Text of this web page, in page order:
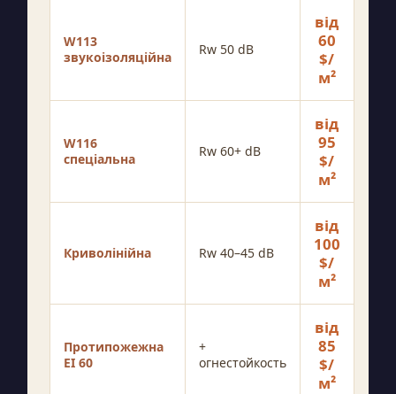
W113
звукоізоляційна
Rw 50 dB
від
60
$/
м²
W116
спеціальна
Rw 60+ dB
від
95
$/
м²
Криволінійна Rw 40–45 dB
від
100
$/
м²
Протипожежна
EI 60
+
огнестойкость
від
85
$/
м²